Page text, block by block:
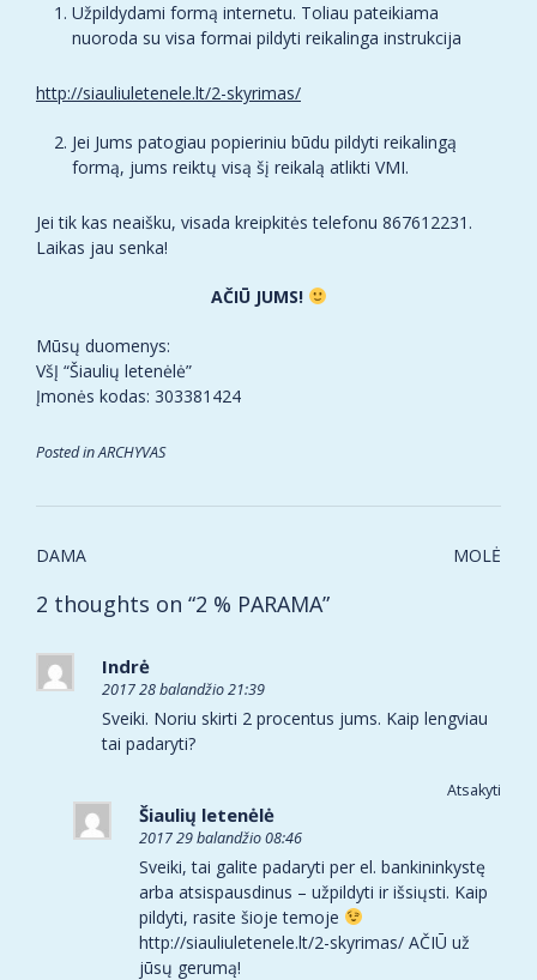
Užpildydami formą internetu. Toliau pateikiama
nuoroda su visa formai pildyti reikalinga instrukcija
http://siauliuletenele.lt/2-skyrimas/
Jei Jums patogiau popieriniu būdu pildyti reikalingą
formą, jums reiktų visą šį reikalą atlikti VMI.
Jei tik kas neaišku, visada kreipkitės telefonu 867612231.
Laikas jau senka!
AČIŪ JUMS!
Mūsų duomenys:
VšĮ “Šiaulių letenėlė”
Įmonės kodas: 303381424
Posted inARCHYVAS
Post
DAMA MOLĖ
2 thoughts on “2 % PARAMA”
Indrė
2017 28 balandžio 21:39
Sveiki. Noriu skirti 2 procentus jums. Kaip lengviau
tai padaryti?
Atsakyti
Šiaulių letenėlė
2017 29 balandžio 08:46
Sveiki, tai galite padaryti per el. bankininkystę
arba atsispausdinus – užpildyti ir išsiųsti. Kaip
pildyti, rasite šioje temoje
http://siauliuletenele.lt/2-skyrimas/ AČIŪ už
jūsų gerumą!